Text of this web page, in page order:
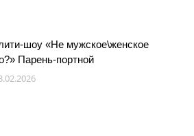
шоу «Не мужское\женское
Парень-портной